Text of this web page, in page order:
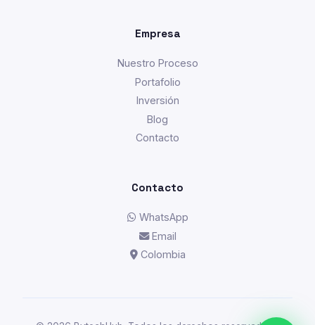
Empresa
Nuestro Proceso
Portafolio
Inversión
Blog
Contacto
Contacto
WhatsApp
Email
Colombia